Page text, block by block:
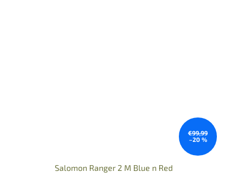
€99,99
–20 %
Salomon Ranger 2 M Blue n Red